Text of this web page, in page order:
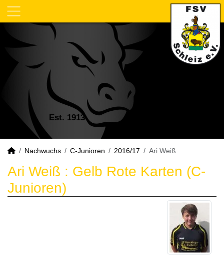
Est. 1913
Nachwuchs C-Junioren 2016/17 Ari Weiß
Ari Weiß : Gelb Rote Karten (C-
Junioren)